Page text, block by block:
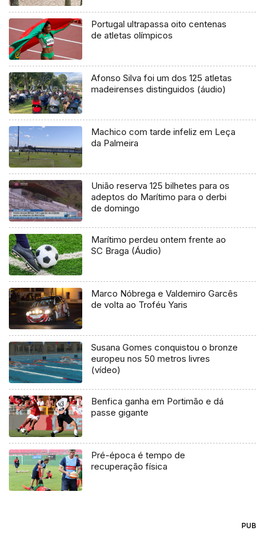
Portugal ultrapassa oito centenas
de atletas olímpicos
Afonso Silva foi um dos 125 atletas
madeirenses distinguidos (áudio)
Machico com tarde infeliz em Leça
da Palmeira
União reserva 125 bilhetes para os
adeptos do Marítimo para o derbi
de domingo
Marítimo perdeu ontem frente ao
SC Braga (Áudio)
Marco Nóbrega e Valdemiro Garcês
de volta ao Troféu Yaris
Susana Gomes conquistou o bronze
europeu nos 50 metros livres
(vídeo)
Benfica ganha em Portimão e dá
passe gigante
Pré-época é tempo de
recuperação física
PUB